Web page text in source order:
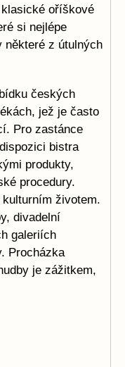
oříškové
si nejlépe
některé z útulných
českých
jež je často
Pro zastánce
bistra
produkty,
procedury.
životem.
divadelní
galeriích
Procházka
je zážitkem,